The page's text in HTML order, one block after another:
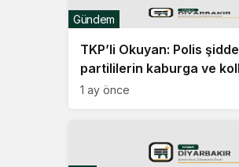
TKP’li Okuyan: Polis
partililerin kaburga ve
Gündem
1 ay önce